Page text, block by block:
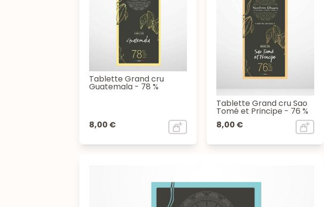
Tablette Grand cru
Guatemala - 78 %
8,00 €
Tablette Grand cru Sao
Tomé et Principe - 76 %
8,00 €